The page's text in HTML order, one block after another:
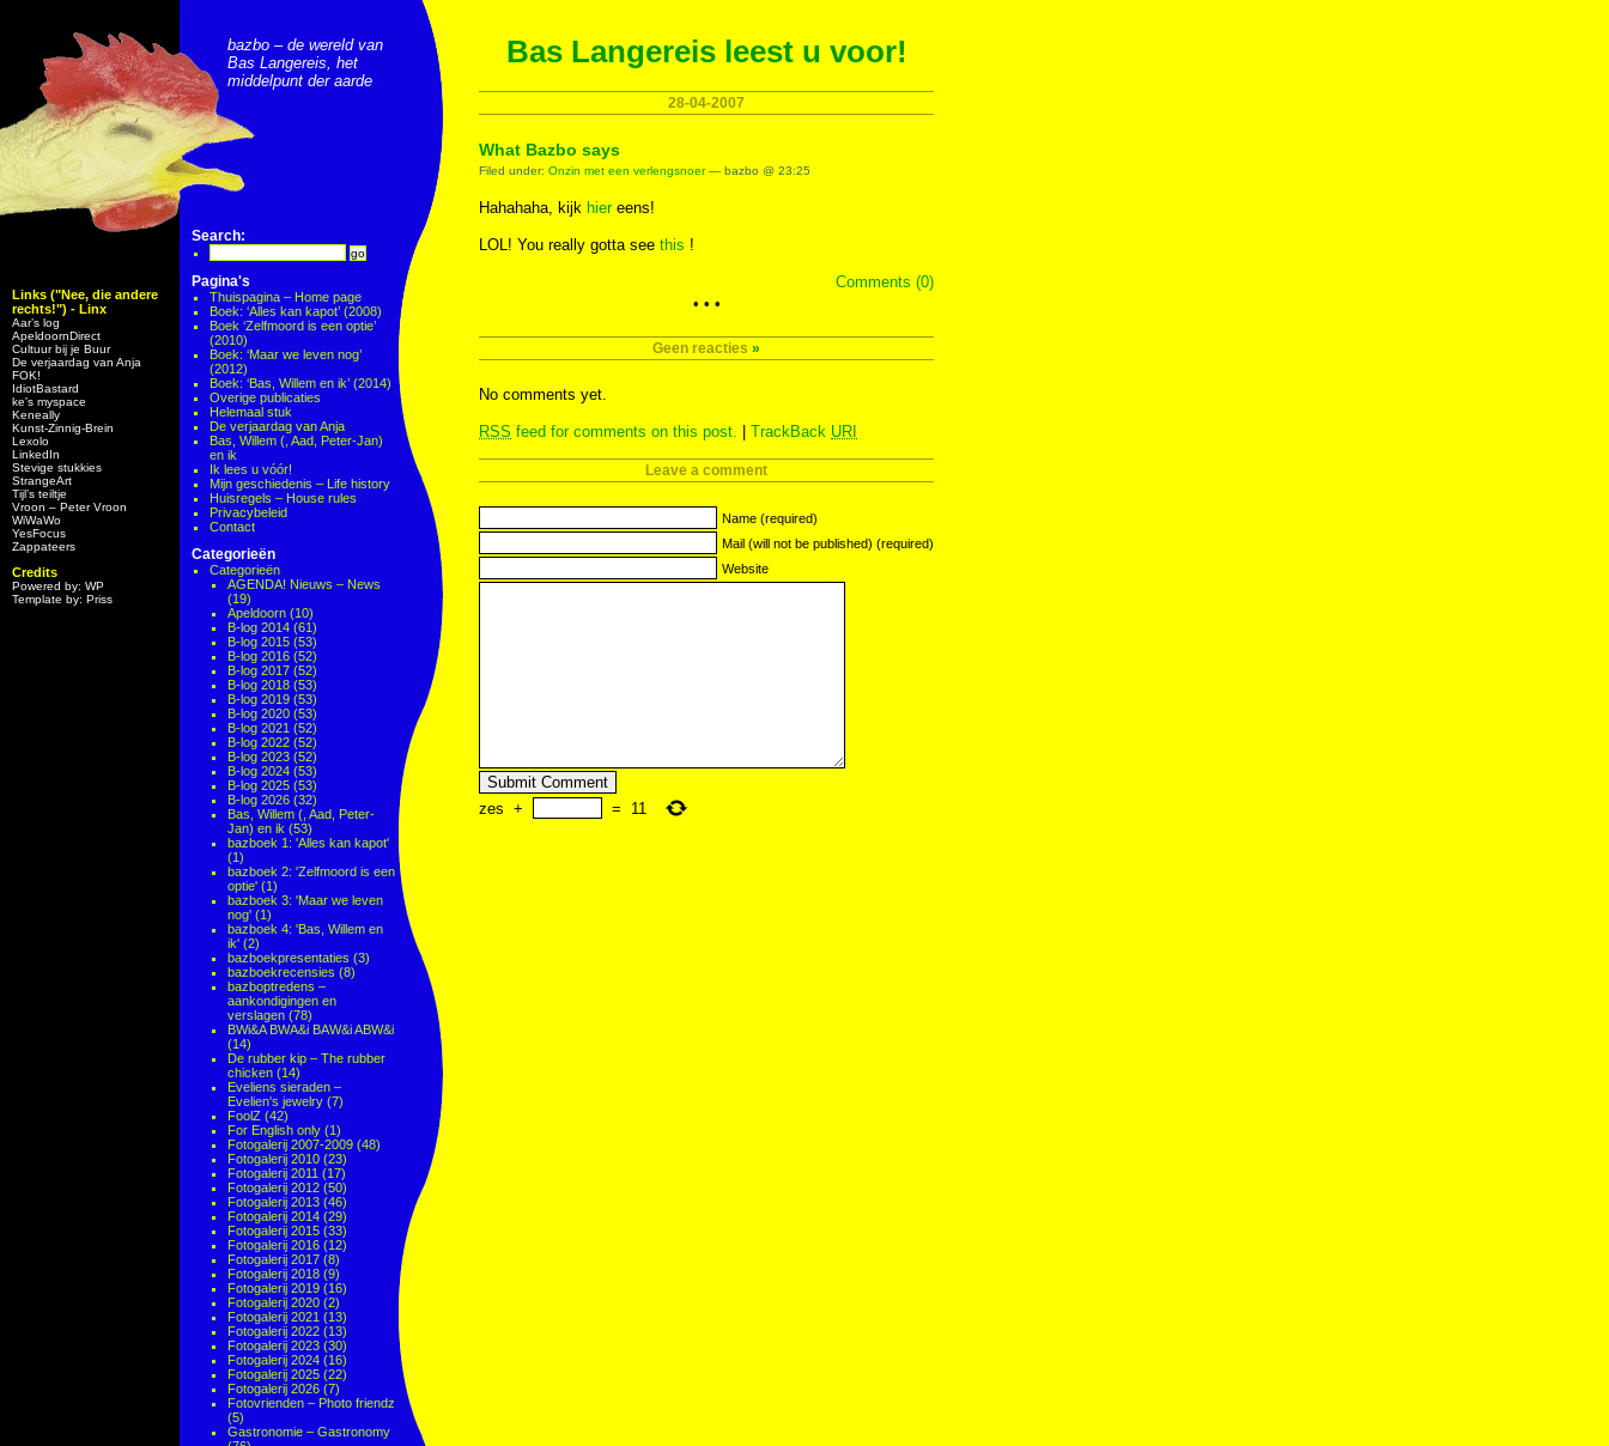
Links ("Nee, die andere
rechts!") - Linx
Aar’s log
ApeldoornDirect
Cultuur bij je Buur
De verjaardag van Anja
FOK!
IdiotBastard
ke's myspace
Keneally
Kunst-Zinnig-Brein
Lexolo
LinkedIn
Stevige stukkies
StrangeArt
Tijl’s teiltje
Vroon – Peter Vroon
WiWaWo
YesFocus
Zappateers
Credits
Powered by: WP
Template by: Priss
bazbo – de wereld van
Bas Langereis, het
middelpunt der aarde
Search:
Pagina's
Thuispagina – Home page
Boek: ‘Alles kan kapot’ (2008)
Boek ‘Zelfmoord is een optie’
(2010)
Boek: ‘Maar we leven nog’
(2012)
Boek: ‘Bas, Willem en ik’ (2014)
Overige publicaties
Helemaal stuk
De verjaardag van Anja
Bas, Willem (, Aad, Peter-Jan)
en ik
Ik lees u vóór!
Mijn geschiedenis – Life history
Huisregels – House rules
Privacybeleid
Contact
Categorieën
Categorieën
AGENDA! Nieuws – News
(19)
Apeldoorn (10)
B-log 2014 (61)
B-log 2015 (53)
B-log 2016 (52)
B-log 2017 (52)
B-log 2018 (53)
B-log 2019 (53)
B-log 2020 (53)
B-log 2021 (52)
B-log 2022 (52)
B-log 2023 (52)
B-log 2024 (53)
B-log 2025 (53)
B-log 2026 (32)
Bas, Willem (, Aad, Peter-
Jan) en ik (53)
bazboek 1: 'Alles kan kapot'
(1)
bazboek 2: 'Zelfmoord is een
optie' (1)
bazboek 3: 'Maar we leven
nog' (1)
bazboek 4: 'Bas, Willem en
ik' (2)
bazboekpresentaties (3)
bazboekrecensies (8)
bazboptredens –
aankondigingen en
verslagen (78)
BWi&A BWA&i BAW&i ABW&i
(14)
De rubber kip – The rubber
chicken (14)
Eveliens sieraden –
Evelien's jewelry (7)
FoolZ (42)
For English only (1)
Fotogalerij 2007-2009 (48)
Fotogalerij 2010 (23)
Fotogalerij 2011 (17)
Fotogalerij 2012 (50)
Fotogalerij 2013 (46)
Fotogalerij 2014 (29)
Fotogalerij 2015 (33)
Fotogalerij 2016 (12)
Fotogalerij 2017 (8)
Fotogalerij 2018 (9)
Fotogalerij 2019 (16)
Fotogalerij 2020 (2)
Fotogalerij 2021 (13)
Fotogalerij 2022 (13)
Fotogalerij 2023 (30)
Fotogalerij 2024 (16)
Fotogalerij 2025 (22)
Fotogalerij 2026 (7)
Fotovrienden – Photo friendz
(5)
Gastronomie – Gastronomy
Bas Langereis leest u voor!
28-04-2007
What Bazbo says
Filed under: Onzin met een verlengsnoer— bazbo @ 23:25
Hahahaha, kijk hiereens!
LOL! You really gotta see this !
Comments (0)
• • •
Geen reacties »
No comments yet.
RSS feed for comments on this post. TrackBack URI
Leave a comment
Name (required)
Mail (will not be published) (required)
Website
zes + = 11